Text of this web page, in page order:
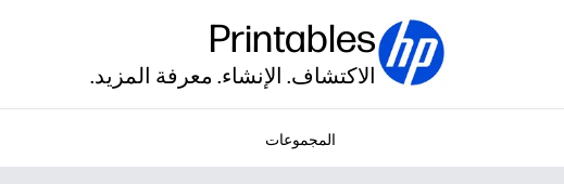
Printables
الاكتشاف. الإنشاء. معرفة المزيد.
المجموعات